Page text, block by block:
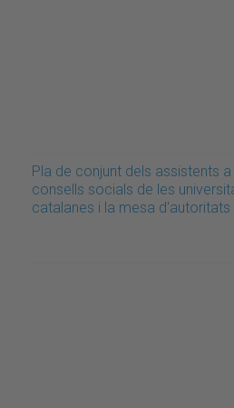
Pla de conjunt dels assistents
consells socials de les
catalanes i la mesa d'autoritats